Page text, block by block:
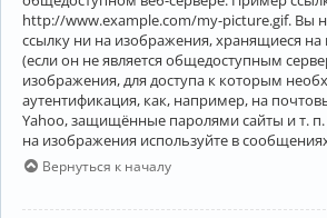
http://www.example.com/my-picture.gif. Вы
ссылку ни на изображения, хранящиеся
(если он не является общедоступным
изображения, для доступа к которым
аутентификация, как, например, на
Yahoo, защищённые паролями сайты и т. п.
на изображения используйте в
Вернуться к началу